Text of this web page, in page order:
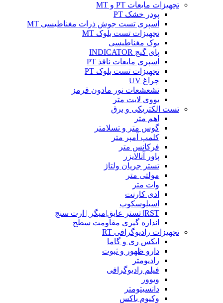
تجهیزات مایعات PT و MT
پودر خشک PT
اسپری تست جوش ذرات مغناطیسی MT
تجهیزات تست بلوک MT
یوک مغناطیسی
پای گیج INDICATOR
اسپری مایعات نافذ PT
تجهیزات تست بلوک PT
چراغ UV
تشعشعات نور مادون قرمز
یووی لایت متر
تست الکتریکی و برق
اهم متر
گوس متر و تسلامتر
کلمپ آمپر متر
فرکانس متر
پاور آنالایزر
تستر جریان ولتاژ
مولتی متر
وات متر
ادی کارنت
اسیلوسکوپ
RST| تستر عایق|میگر | ارت سنج
اندازه گیری مقاومت سطح
تجهیزات رادیوگرافی RT
ایکس ری و گاما
دارو ظهور و ثبوت
رادیومتر
فیلم رادیوگرافی
ویوور
دانسیتومتر
وکیوم باکس